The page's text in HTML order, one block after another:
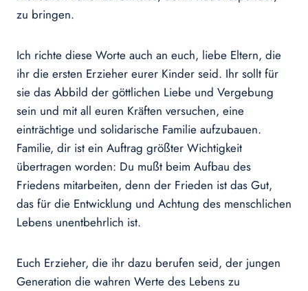
zu bringen.
Ich richte diese Worte auch an euch, liebe Eltern, die
ihr die ersten Erzieher eurer Kinder seid. Ihr sollt für
sie das Abbild der göttlichen Liebe und Vergebung
sein und mit all euren Kräften versuchen, eine
einträchtige und solidarische Familie aufzubauen.
Familie, dir ist ein Auftrag größter Wichtigkeit
übertragen worden: Du mußt beim Aufbau des
Friedens mitarbeiten, denn der Frieden ist das Gut,
das für die Entwicklung und Achtung des menschlichen
Lebens unentbehrlich ist.
Euch Erzieher, die ihr dazu berufen seid, der jungen
Generation die wahren Werte des Lebens zu